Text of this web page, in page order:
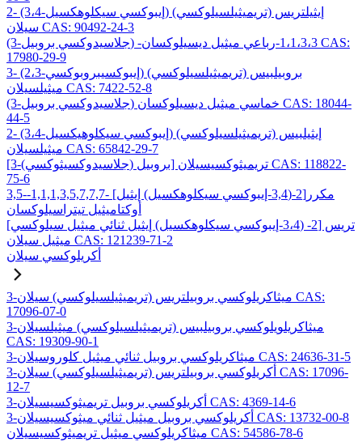
2- (3،4-إيبوكسي سيكلوهكسيل) إيثيلتريس (تريميثيلسيلوكسي)
سيلان CAS: 90492-24-3
(3-جلاسيدوكسي بروبيل) -1،1،3،3-رباعي ميثيل ديسيلوكسان CAS:
17980-29-9
3- (2،3-إيبوكسيبروبوكسي) بروبيلبيس (تريميثيلسيلوكسي)
ميثيلسيلان CAS: 7422-52-8
(3-جلاسيدوكسي بروبيل) خماسي ميثيل ديسيلوكسان CAS: 18044-
44-5
2- (3،4-إيبوكسي سيكلوهيكسيل) إيثيلبيس (تريميثيلسيلوكسي)
ميثيلسيلان CAS: 65842-29-7
[3-(جلاسيدوكسيثوكسي) بروبيل] تريميثوكسيسيلان CAS: 118822-
75-6
3,5-مكرر[2-(3,4-إيبوكسي سيكلوهكسيل) إيثيل] -1,1,1,3,5,7,7,7-
أوكتاميثيل تيتراسيلوكسان
تريس [2- (3،4-إيبوكسي سيكلوهكسيل) إيثيل ثنائي ميثيل سيلوكسي]
ميثيل سيلان CAS: 121239-71-2
أكريلوكسي سيلان
3-ميثاكريلوكسي بروبيلتريس (تريميثيلسيلوكسي) سيلان CAS:
17096-07-0
3-ميثاكريلويلوكسي بروبيلبيس (تريميثيلسيلوكسي) ميثيلسيلان
CAS: 19309-90-1
3-ميثاكريلوكسي بروبيل ثنائي ميثيل كلوروسيلان CAS: 24636-31-5
3-أكريلوكسي بروبيلتريس (تريميثيلسيلوكسي) سيلان CAS: 17096-
12-7
3-أكريلوكسي بروبيل تريميثوكسيسيلان CAS: 4369-14-6
3-أكريلوكسي بروبيل ميثيل ثنائي ميثوكسيسيلان CAS: 13732-00-8
ميثاكريلوكسي ميثيل تريميثوكسيسيلان CAS: 54586-78-6